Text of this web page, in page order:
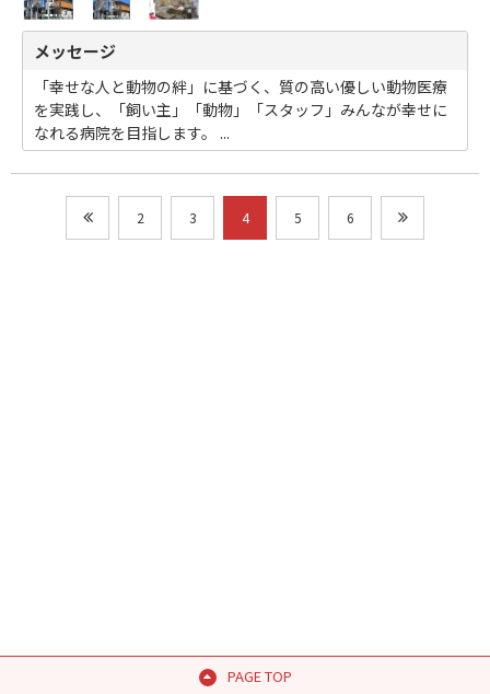
メッセージ
「幸せな人と動物の絆」に基づく、質の高い優しい動物医療
を実践し、「飼い主」「動物」「スタッフ」みんなが幸せに
なれる病院を目指します。 ...
2 3 4 5 6
PAGE TOP